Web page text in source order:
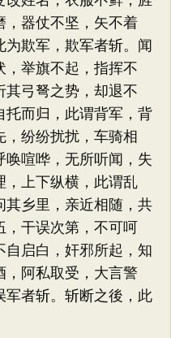
，器仗不坚，矢不着
欺军，欺军者斩。闻
，举旗不起，指挥不
其弓弩之势，却退不
托而归，此谓背军，背
纷纷扰扰，车骑相
喧哗，无所听闻，失
，上下纵横，此谓乱
其乡里，亲近相随，共
干误次第，不可呵
启白，奸邪所起，知
，阿私取受，大言警
军者斩。斩断之後，此